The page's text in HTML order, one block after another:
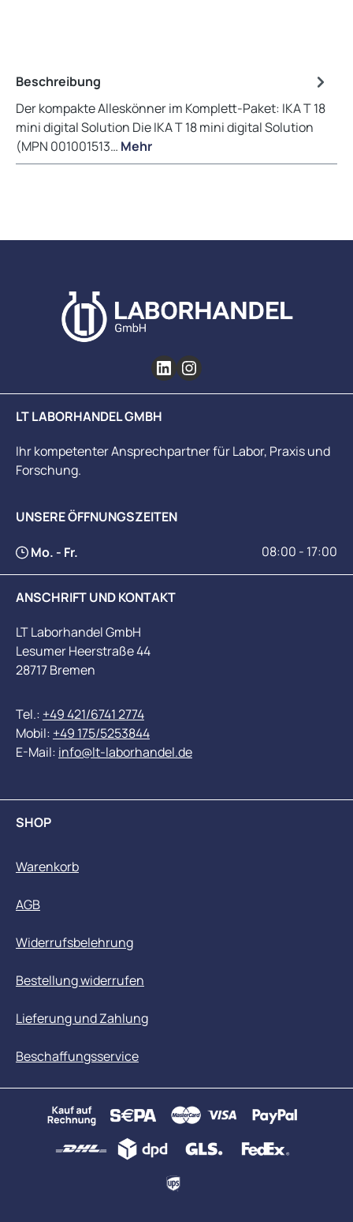
Beschreibung
Der kompakte Alleskönner im Komplett-Paket: IKA T 18
mini digital Solution Die IKA T 18 mini digital Solution
(MPN 001001513… Mehr
LT LABORHANDEL GMBH
Ihr kompetenter Ansprechpartner für Labor, Praxis und
Forschung.
UNSERE ÖFFNUNGSZEITEN
Mo. - Fr. 08:00 - 17:00
ANSCHRIFT UND KONTAKT
LT Laborhandel GmbH
Lesumer Heerstraße 44
28717 Bremen
Tel.: +49 421/6741 2774
Mobil: +49 175/5253844
E-Mail: info@lt-laborhandel.de
SHOP
Warenkorb
AGB
Widerrufsbelehrung
Bestellung widerrufen
Lieferung und Zahlung
Beschaffungsservice